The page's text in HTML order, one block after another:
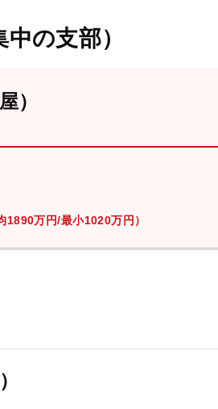
の支部）
）
万円/最小1020万円）